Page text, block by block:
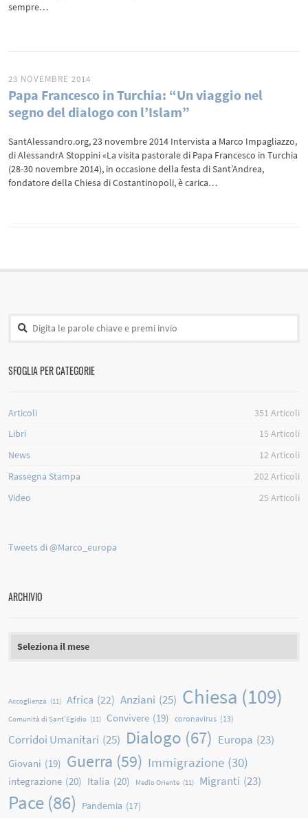
sempre…
23 NOVEMBRE 2014
Papa Francesco in Turchia: “Un viaggio nel
segno del dialogo con l’Islam”
SantAlessandro.org, 23 novembre 2014 Intervista a Marco Impagliazzo,
di AlessandrA Stoppini «La visita pastorale di Papa Francesco in Turchia
(28-30 novembre 2014), in occasione della festa di Sant’Andrea,
fondatore della Chiesa di Costantinopoli, è carica…
SFOGLIA PER CATEGORIE
Articoli 351 Articoli
Libri
15 Articoli
News
12Articoli
Rassegna Stampa
202Articoli
Video
25 Articoli
Tweets di @Marco_europa
ARCHIVIO
Accoglienza (11) Africa (22) Anziani (25) Chiesa (109)
Comunità di Sant'Egidio (11) Convivere (19) coronavirus (13)
Corridoi Umanitari (25) Dialogo (67) Europa (23)
Giovani (19) Guerra (59) Immigrazione (30)
integrazione (20) Italia (20) Medio Oriente (11) Migranti (23)
Pace (86) Pandemia (17)